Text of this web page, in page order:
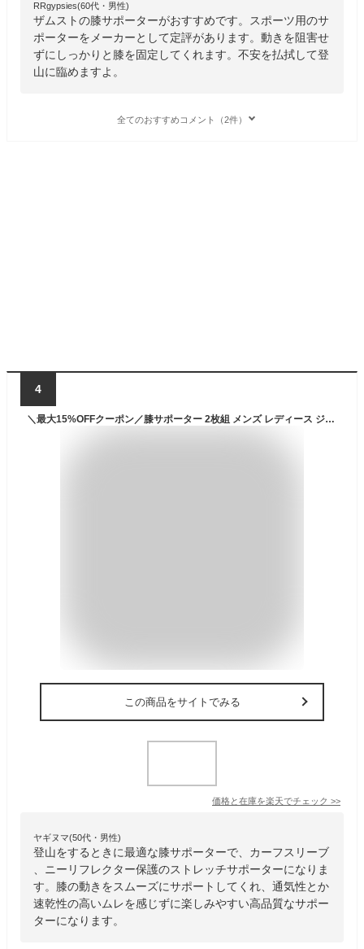
RRgypsies(60代・男性)
ザムストの膝サポーターがおすすめです。スポーツ用のサ
ポーターをメーカーとして定評があります。動きを阻害せ
ずにしっかりと膝を固定してくれます。不安を払拭して登
山に臨めますよ。
全てのおすすめコメント（2件）
4
＼最大15%OFFクーポン／膝サポーター 2枚組 メンズ レディース ジュニア 高齢者 スポーツ 登山 ゴルフ バスケ バレーボール カーフスリーブ ニーリフレクター 保護 伸縮性
この商品をサイトでみる
価格と在庫を楽天でチェック >>
ヤギヌマ(50代・男性)
登山をするときに最適な膝サポーターで、カーフスリーブ
、ニーリフレクター保護のストレッチサポーターになりま
す。膝の動きをスムーズにサポートしてくれ、通気性とか
速乾性の高いムレを感じずに楽しみやすい高品質なサポー
ターになります。